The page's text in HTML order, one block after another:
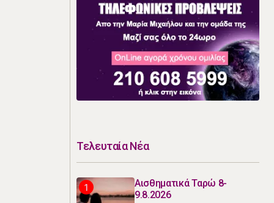
Τελευταία Νέα
Αισθηματικά Ταρώ 8-
9.8.2026